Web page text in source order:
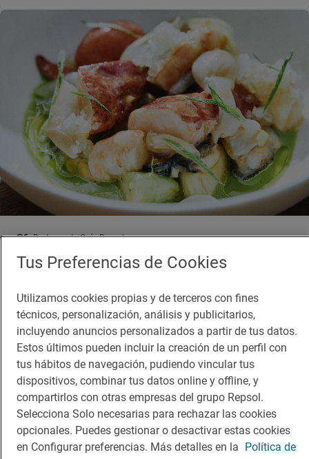
Restaurante Guía Repsol
Almarge
Restaurante · Badalona, Barcelona
Tus Preferencias de Cookies
Utilizamos cookies propias y de terceros con fines
técnicos, personalización, análisis y publicitarios,
incluyendo anuncios personalizados a partir de tus datos.
Estos últimos pueden incluir la creación de un perfil con
tus hábitos de navegación, pudiendo vincular tus
dispositivos, combinar tus datos online y offline, y
compartirlos con otras empresas del grupo Repsol.
Selecciona Solo necesarias para rechazar las cookies
opcionales. Puedes gestionar o desactivar estas cookies
en Configurar preferencias. Más detalles en la Política de